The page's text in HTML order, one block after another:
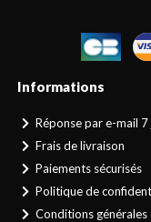
Informations
Réponse par e-mail
Frais de livraison
Paiements sécurisés
Politique de
Conditions générales